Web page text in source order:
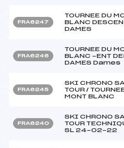
FRA6247
TOURNEE DU
BLANC
DAMES
FRA6246
TOURNEE DU
BLANC -ENT
DAMES Dames
FRA6245
SKI CHRONO
TOUR /
MONT BLANC
FRA6240
SKI CHRONO
TOUR
SL 24-02-22